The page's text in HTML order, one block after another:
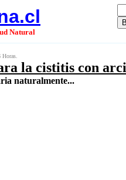
Natural
Horas.
la cistitis con
naturalmente...